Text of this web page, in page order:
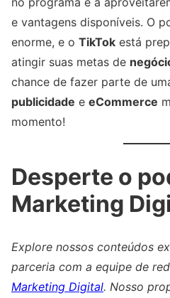
e vantagens disponíveis. O
enorme, e o TikTok está
atingir suas metas de
chance de fazer parte de
publicidade e eCommerce
momento!
Desperte o
Marketing
Explore nossos conteúdos
parceria com a equipe de
Marketing Digital. Nosso